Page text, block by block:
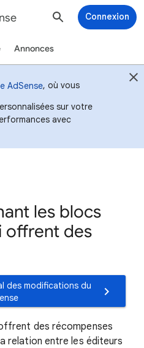
Connexion
Annonces
AdSense, où vous
sur votre
avec
les blocs
offrent des
des modifications du
des récompenses
relation entre les éditeurs